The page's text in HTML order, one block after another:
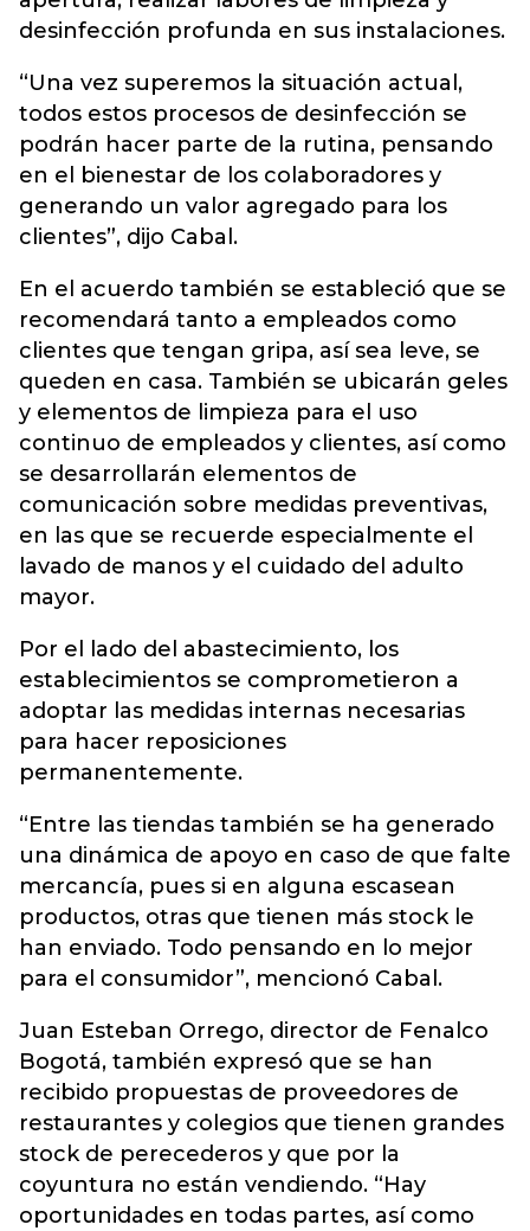
desinfección profunda en sus instalaciones.
“Una vez superemos la situación actual,
todos estos procesos de desinfección se
podrán hacer parte de la rutina, pensando
en el bienestar de los colaboradores y
generando un valor agregado para los
clientes”, dijo Cabal.
En el acuerdo también se estableció que se
recomendará tanto a empleados como
clientes que tengan gripa, así sea leve, se
queden en casa. También se ubicarán geles
y elementos de limpieza para el uso
continuo de empleados y clientes, así como
se desarrollarán elementos de
comunicación sobre medidas preventivas,
en las que se recuerde especialmente el
lavado de manos y el cuidado del adulto
mayor.
Por el lado del abastecimiento, los
establecimientos se comprometieron a
adoptar las medidas internas necesarias
para hacer reposiciones
permanentemente.
“Entre las tiendas también se ha generado
una dinámica de apoyo en caso de que falte
mercancía, pues si en alguna escasean
productos, otras que tienen más stock le
han enviado. Todo pensando en lo mejor
para el consumidor”, mencionó Cabal.
Juan Esteban Orrego, director de Fenalco
Bogotá, también expresó que se han
recibido propuestas de proveedores de
restaurantes y colegios que tienen grandes
stock de perecederos y que por la
coyuntura no están vendiendo. “Hay
oportunidades en todas partes, así como